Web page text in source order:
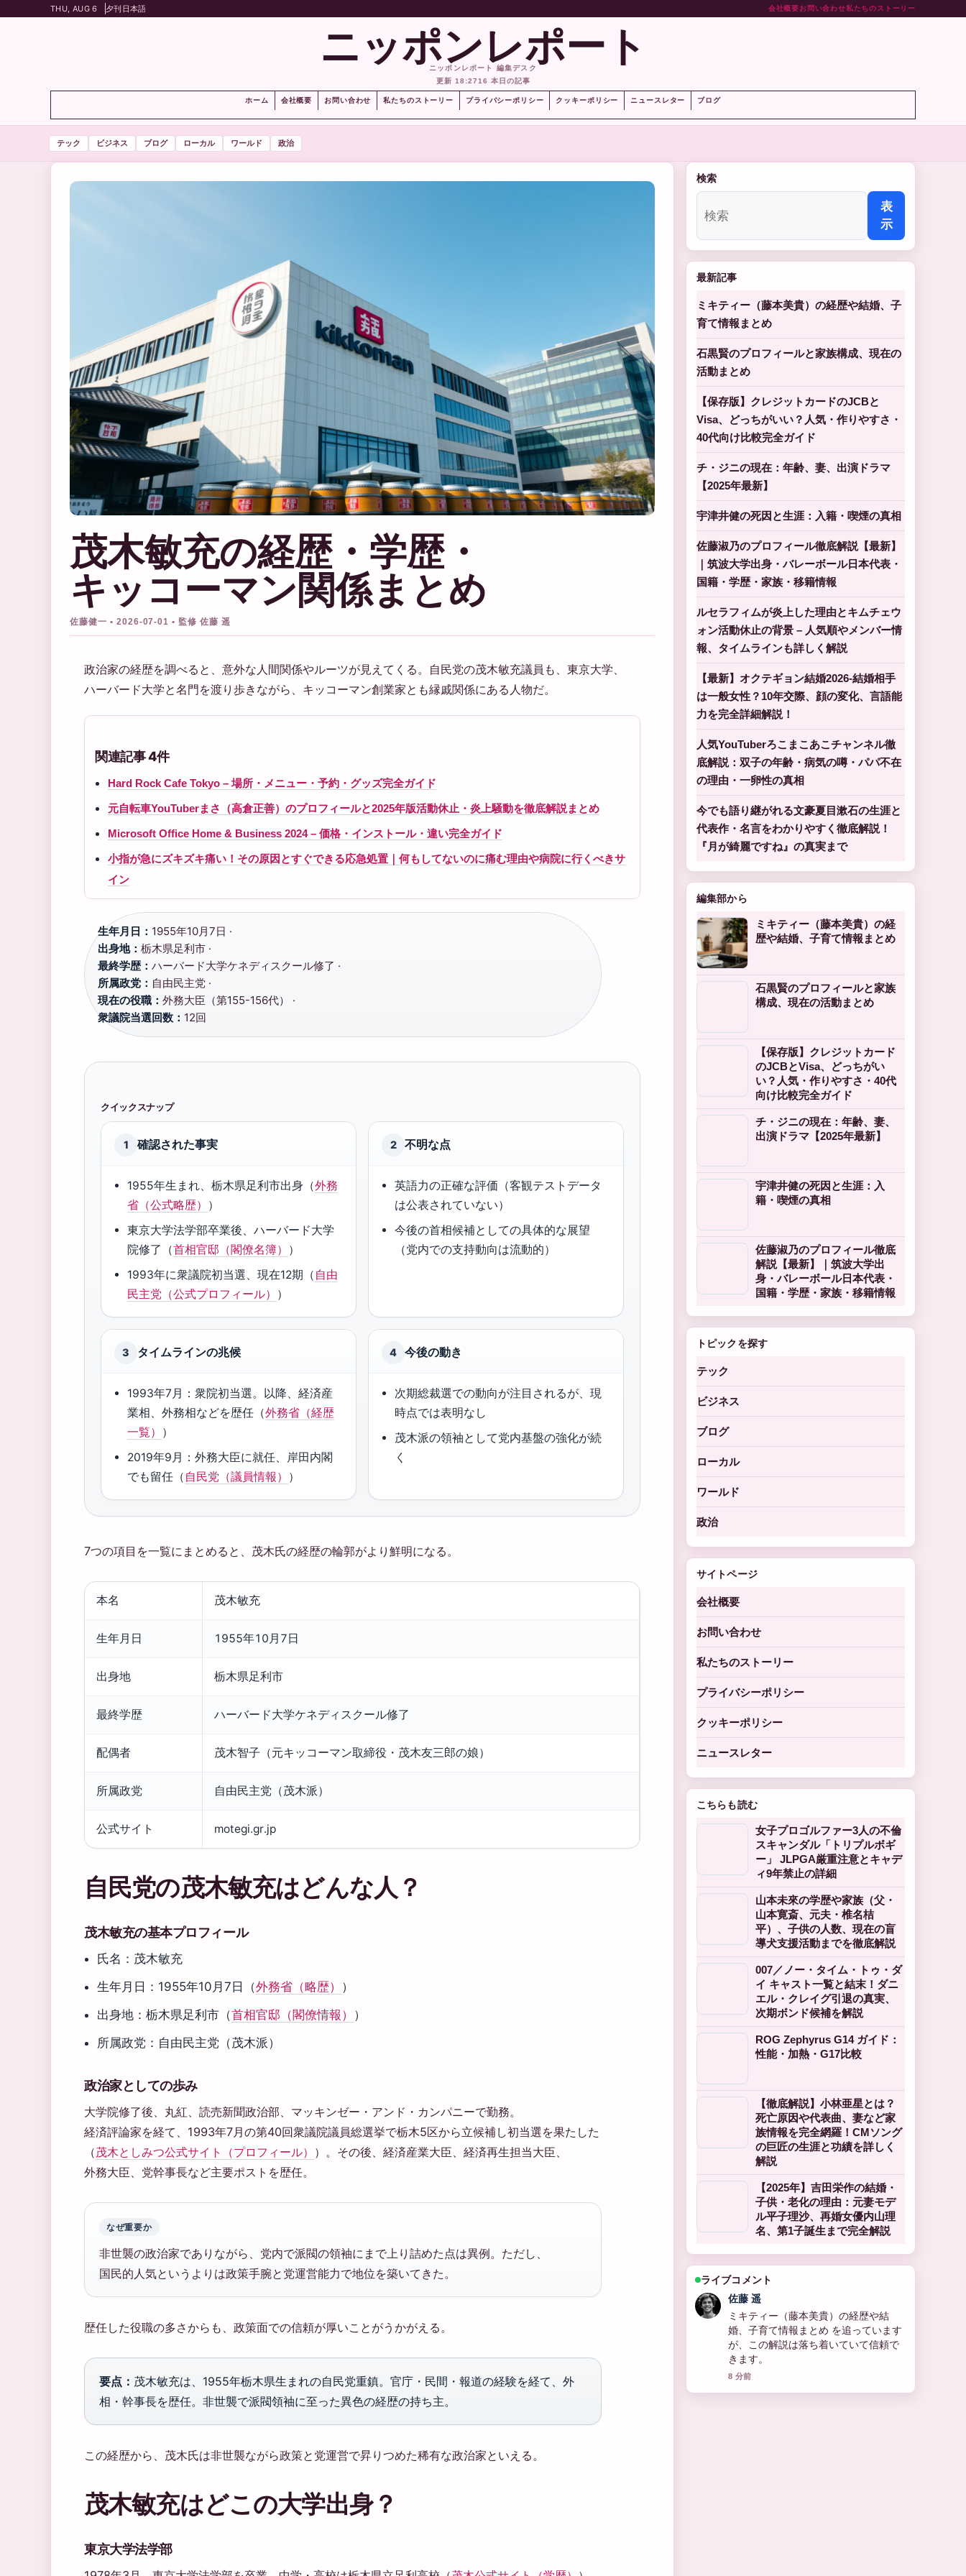
THU, AUG 6 夕刊 日本語 会社概要お問い合わせ私たちのストーリー
ニッポンレポート
ニッポンレポート 編集デスク
更新 18:2716 本日の記事
ホーム 会社概要 お問い合わせ 私たちのストーリー プライバシーポリシー クッキーポリシー ニュースレター ブログ
テック ビジネス ブログ ローカル ワールド 政治
茂木敏充の経歴・学歴・
キッコーマン関係まとめ
佐藤健一 • 2026-07-01 • 監修 佐藤 遥
政治家の経歴を調べると、意外な人間関係やルーツが見えてくる。自民党の茂木敏充議員も、東京大学、
ハーバード大学と名門を渡り歩きながら、キッコーマン創業家とも縁戚関係にある人物だ。
関連記事 4件
Hard Rock Cafe Tokyo – 場所・メニュー・予約・グッズ完全ガイド
元自転車YouTuberまさ（高倉正善）のプロフィールと2025年版活動休止・炎上騒動を徹底解説まとめ
Microsoft Office Home & Business 2024 – 価格・インストール・違い完全ガイド
小指が急にズキズキ痛い！その原因とすぐできる応急処置｜何もしてないのに痛む理由や病院に行くべきサ
イン
生年月日： 1955年10月7日 ·
出身地： 栃木県足利市 ·
最終学歴： ハーバード大学ケネディスクール修了 ·
所属政党： 自由民主党 ·
現在の役職： 外務大臣（第155-156代） ·
衆議院当選回数： 12回
クイックスナップ
1 確認された事実
1955年生まれ、栃木県足利市出身（外務
省（公式略歴） ）
東京大学法学部卒業後、ハーバード大学
院修了（首相官邸（閣僚名簿） ）
1993年に衆議院初当選、現在12期（ 自由
民主党（公式プロフィール） ）
2 不明な点
英語力の正確な評価（客観テストデータ
は公表されていない）
今後の首相候補としての具体的な展望
（党内での支持動向は流動的）
3 タイムラインの兆候
1993年7月：衆院初当選。以降、経済産
業相、外務相などを歴任（外務省（経歴
一覧） ）
2019年9月：外務大臣に就任、岸田内閣
でも留任（ 自民党（議員情報） ）
4 今後の動き
次期総裁選での動向が注目されるが、現
時点では表明なし
茂木派の領袖として党内基盤の強化が続
く
7つの項目を一覧にまとめると、茂木氏の経歴の輪郭がより鮮明になる。
本名 茂木敏充
生年月日 1955年10月7日
出身地 栃木県足利市
最終学歴 ハーバード大学ケネディスクール修了
配偶者 茂木智子（元キッコーマン取締役・茂木友三郎の娘）
所属政党 自由民主党（茂木派）
公式サイト motegi.gr.jp
自民党の茂木敏充はどんな人？
茂木敏充の基本プロフィール
氏名：茂木敏充
生年月日：1955年10月7日（外務省（略歴） ）
出身地：栃木県足利市（首相官邸（閣僚情報） ）
所属政党：自由民主党（茂木派）
政治家としての歩み
大学院修了後、丸紅、読売新聞政治部、マッキンゼー・アンド・カンパニーで勤務。
経済評論家を経て、1993年7月の第40回衆議院議員総選挙で栃木5区から立候補し初当選を果たした
（茂木としみつ公式サイト（プロフィール） ）。その後、経済産業大臣、経済再生担当大臣、
外務大臣、党幹事長など主要ポストを歴任。
なぜ重要か
非世襲の政治家でありながら、党内で派閥の領袖にまで上り詰めた点は異例。ただし、
国民的人気というよりは政策手腕と党運営能力で地位を築いてきた。
歴任した役職の多さからも、政策面での信頼が厚いことがうかがえる。
要点： 茂木敏充は、1955年栃木県生まれの自民党重鎮。官庁・民間・報道の経験を経て、外
相・幹事長を歴任。非世襲で派閥領袖に至った異色の経歴の持ち主。
この経歴から、茂木氏は非世襲ながら政策と党運営で昇りつめた稀有な政治家といえる。
茂木敏充はどこの大学出身？
東京大学法学部
検索
表
示
最新記事
ミキティー（藤本美貴）の経歴や結婚、子
育て情報まとめ
石黒賢のプロフィールと家族構成、現在の
活動まとめ
【保存版】クレジットカードのJCBと
Visa、どっちがいい？人気・作りやすさ・
40代向け比較完全ガイド
チ・ジニの現在：年齢、妻、出演ドラマ
【2025年最新】
宇津井健の死因と生涯：入籍・喫煙の真相
佐藤淑乃のプロフィール徹底解説【最新】
｜筑波大学出身・バレーボール日本代表・
国籍・学歴・家族・移籍情報
ルセラフィムが炎上した理由とキムチェウ
ォン活動休止の背景 – 人気順やメンバー情
報、タイムラインも詳しく解説
【最新】オクテギョン結婚2026-結婚相手
は一般女性？10年交際、顔の変化、言語能
力を完全詳細解説！
人気YouTuberろこまこあこチャンネル徹
底解説：双子の年齢・病気の噂・パパ不在
の理由・一卵性の真相
今でも語り継がれる文豪夏目漱石の生涯と
代表作・名言をわかりやすく徹底解説！
『月が綺麗ですね』の真実まで
編集部から
ミキティー（藤本美貴）の経
歴や結婚、子育て情報まとめ
石黒賢のプロフィールと家族
構成、現在の活動まとめ
【保存版】クレジットカード
のJCBとVisa、どっちがい
い？人気・作りやすさ・40代
向け比較完全ガイド
チ・ジニの現在：年齢、妻、
出演ドラマ【2025年最新】
宇津井健の死因と生涯：入
籍・喫煙の真相
佐藤淑乃のプロフィール徹底
解説【最新】｜筑波大学出
身・バレーボール日本代表・
国籍・学歴・家族・移籍情報
トピックを探す
テック
ビジネス
ブログ
ローカル
ワールド
政治
サイトページ
会社概要
お問い合わせ
私たちのストーリー
プライバシーポリシー
クッキーポリシー
ニュースレター
こちらも読む
女子プロゴルファー3人の不倫
スキャンダル「トリプルボギ
ー」 JLPGA厳重注意とキャデ
ィ9年禁止の詳細
山本未來の学歴や家族（父・
山本寛斎、元夫・椎名桔
平）、子供の人数、現在の盲
導犬支援活動までを徹底解説
007／ノー・タイム・トゥ・ダ
イ キャスト一覧と結末！ダニ
エル・クレイグ引退の真実、
次期ボンド候補を解説
ROG Zephyrus G14 ガイド：
性能・加熱・G17比較
【徹底解説】小林亜星とは？
死亡原因や代表曲、妻など家
族情報を完全網羅！CMソング
の巨匠の生涯と功績を詳しく
解説
【2025年】吉田栄作の結婚・
子供・老化の理由：元妻モデ
ル平子理沙、再婚女優内山理
名、第1子誕生まで完全解説
ライブコメント
佐藤 遥
ミキティー（藤本美貴）の経歴や結
婚、子育て情報まとめ を追っています
が、この解説は落ち着いていて信頼で
きます。
8 分前